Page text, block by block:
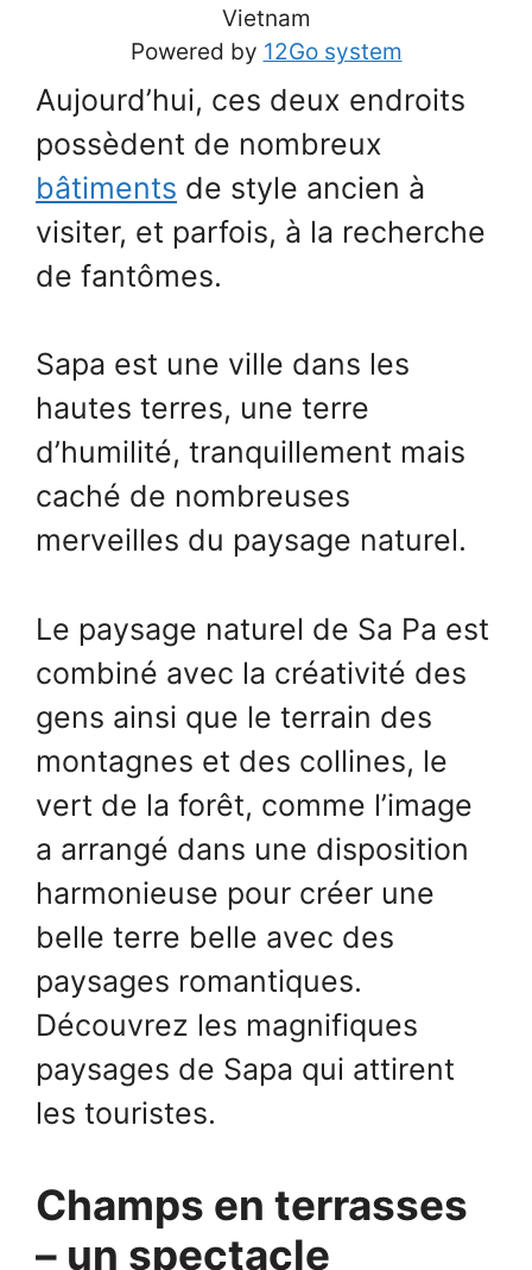
Vietnam
Powered by 12Go system
Aujourd’hui, ces deux endroits
possèdent de nombreux
bâtiments de style ancien à
visiter, et parfois, à la recherche
de fantômes.
Sapa est une ville dans les
hautes terres, une terre
d’humilité, tranquillement mais
caché de nombreuses
merveilles du paysage naturel.
Le paysage naturel de Sa Pa est
combiné avec la créativité des
gens ainsi que le terrain des
montagnes et des collines, le
vert de la forêt, comme l’image
a arrangé dans une disposition
harmonieuse pour créer une
belle terre belle avec des
paysages romantiques.
Découvrez les magnifiques
paysages de Sapa qui attirent
les touristes.
Champs en terrasses
– un spectacle